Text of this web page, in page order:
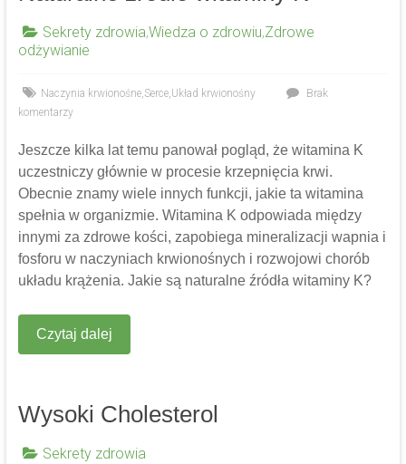
Sekrety zdrowia,Wiedza o zdrowiu,Zdrowe
odżywianie
Naczynia krwionośne,Serce,Układ krwionośny
Brak
komentarzy
Jeszcze kilka lat temu panował pogląd, że witamina K
uczestniczy głównie w procesie krzepnięcia krwi.
Obecnie znamy wiele innych funkcji, jakie ta witamina
spełnia w organizmie. Witamina K odpowiada między
innymi za zdrowe kości, zapobiega mineralizacji wapnia i
fosforu w naczyniach krwionośnych i rozwojowi chorób
układu krążenia. Jakie są naturalne źródła witaminy K?
Czytaj dalej
Wysoki Cholesterol
Sekrety zdrowia